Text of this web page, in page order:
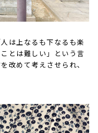
は上なるも下なるも楽
とは難しい」という言
改めて考えさせられ、